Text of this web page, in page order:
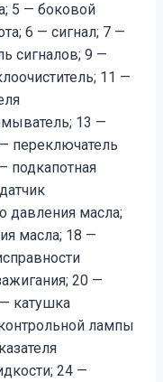
5 — боковой
6 — сигнал; 7 —
сигналов; 9 —
11 —
13 —
переключатель
подкапотная
давления масла;
масла; 18 —
20 —
катушка
лампы
24 —